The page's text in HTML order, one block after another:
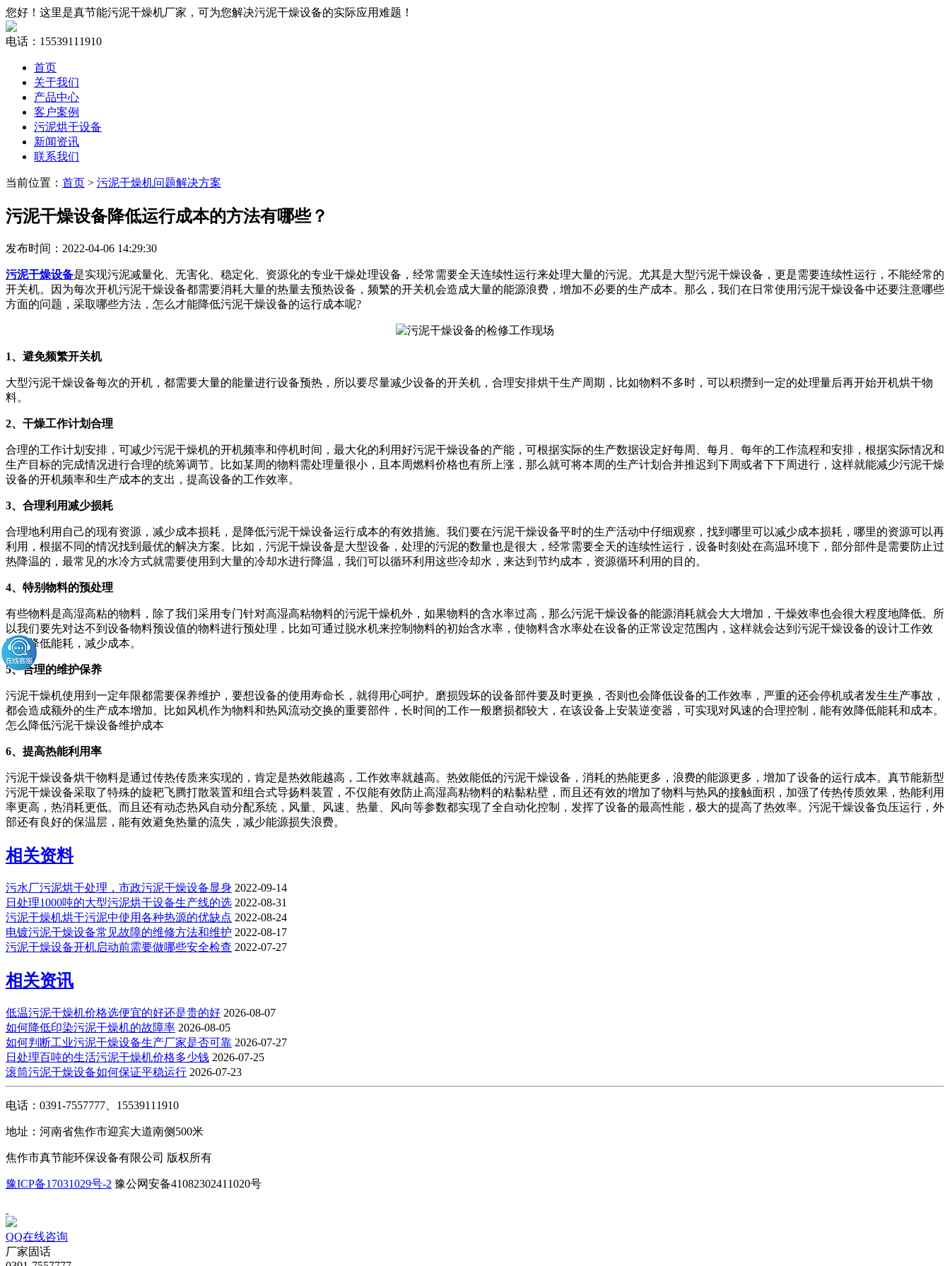
您好！这里是真节能污泥干燥机厂家，可为您解决污泥干燥设备的实际应用难题！
电话：15539111910
首页
关于我们
产品中心
客户案例
污泥烘干设备
新闻资讯
联系我们
当前位置： 首页 > 污泥干燥机问题解决方案
污泥干燥设备降低运行成本的方法有哪些？
发布时间：2022-04-06 14:29:30
污泥干燥设备是实现污泥减量化、无害化、稳定化、资源化的专业干燥处理设备，经常需要全天连续性运行来处理大量的污泥。尤其是大型污泥干燥设备，更是需要连续性运行，不能经常的
开关机。因为每次开机污泥干燥设备都需要消耗大量的热量去预热设备，频繁的开关机会造成大量的能源浪费，增加不必要的生产成本。那么，我们在日常使用污泥干燥设备中还要注意哪些
方面的问题，采取哪些方法，怎么才能降低污泥干燥设备的运行成本呢?
1、避免频繁开关机
大型污泥干燥设备每次的开机，都需要大量的能量进行设备预热，所以要尽量减少设备的开关机，合理安排烘干生产周期，比如物料不多时，可以积攒到一定的处理量后再开始开机烘干物
料。
2、干燥工作计划合理
合理的工作计划安排，可减少污泥干燥机的开机频率和停机时间，最大化的利用好污泥干燥设备的产能，可根据实际的生产数据设定好每周、每月、每年的工作流程和安排，根据实际情况和
生产目标的完成情况进行合理的统筹调节。比如某周的物料需处理量很小，且本周燃料价格也有所上涨，那么就可将本周的生产计划合并推迟到下周或者下下周进行，这样就能减少污泥干燥
设备的开机频率和生产成本的支出，提高设备的工作效率。
3、合理利用减少损耗
合理地利用自己的现有资源，减少成本损耗，是降低污泥干燥设备运行成本的有效措施。我们要在污泥干燥设备平时的生产活动中仔细观察，找到哪里可以减少成本损耗，哪里的资源可以再
利用，根据不同的情况找到最优的解决方案。比如，污泥干燥设备是大型设备，处理的污泥的数量也是很大，经常需要全天的连续性运行，设备时刻处在高温环境下，部分部件是需要防止过
热降温的，最常见的水冷方式就需要使用到大量的冷却水进行降温，我们可以循环利用这些冷却水，来达到节约成本，资源循环利用的目的。
4、特别物料的预处理
有些物料是高湿高粘的物料，除了我们采用专门针对高湿高粘物料的污泥干燥机外，如果物料的含水率过高，那么污泥干燥设备的能源消耗就会大大增加，干燥效率也会很大程度地降低。所
以我们要先对达不到设备物料预设值的物料进行预处理，比如可通过脱水机来控制物料的初始含水率，使物料含水率处在设备的正常设定范围内，这样就会达到污泥干燥设备的设计工作效
率，降低能耗，减少成本。
5、合理的维护保养
污泥干燥机使用到一定年限都需要保养维护，要想设备的使用寿命长，就得用心呵护。磨损毁坏的设备部件要及时更换，否则也会降低设备的工作效率，严重的还会停机或者发生生产事故，
都会造成额外的生产成本增加。比如风机作为物料和热风流动交换的重要部件，长时间的工作一般磨损都较大，在该设备上安装逆变器，可实现对风速的合理控制，能有效降低能耗和成本。
怎么降低污泥干燥设备维护成本
6、提高热能利用率
污泥干燥设备烘干物料是通过传热传质来实现的，肯定是热效能越高，工作效率就越高。热效能低的污泥干燥设备，消耗的热能更多，浪费的能源更多，增加了设备的运行成本。真节能新型
污泥干燥设备采取了特殊的旋耙飞腾打散装置和组合式导扬料装置，不仅能有效防止高湿高粘物料的粘黏粘壁，而且还有效的增加了物料与热风的接触面积，加强了传热传质效果，热能利用
率更高，热消耗更低。而且还有动态热风自动分配系统，风量、风速、热量、风向等参数都实现了全自动化控制，发挥了设备的最高性能，极大的提高了热效率。污泥干燥设备负压运行，外
部还有良好的保温层，能有效避免热量的流失，减少能源损失浪费。
相关资料
污水厂污泥烘干处理，市政污泥干燥设备显身 2022-09-14
日处理1000吨的大型污泥烘干设备生产线的选 2022-08-31
污泥干燥机烘干污泥中使用各种热源的优缺点 2022-08-24
电镀污泥干燥设备常见故障的维修方法和维护 2022-08-17
污泥干燥设备开机启动前需要做哪些安全检查 2022-07-27
相关资讯
低温污泥干燥机价格选便宜的好还是贵的好 2026-08-07
如何降低印染污泥干燥机的故障率 2026-08-05
如何判断工业污泥干燥设备生产厂家是否可靠 2026-07-27
日处理百吨的生活污泥干燥机价格多少钱 2026-07-25
滚筒污泥干燥设备如何保证平稳运行 2026-07-23
电话：0391-7557777、15539111910
地址：河南省焦作市迎宾大道南侧500米
焦作市真节能环保设备有限公司 版权所有
豫ICP备17031029号-2 豫公网安备41082302411020号
QQ在线咨询
厂家固话